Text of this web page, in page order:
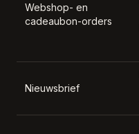
Webshop- en
cadeaubon-orders
Nieuwsbrief